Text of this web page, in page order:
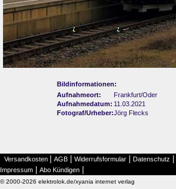
Bildinformationen:
Aufnahmeort:
Frankfurt/Oder
Aufnahmedatum: 11.03.2021
Fotograf/Urheber:Jörg Flecks
Versandkosten AGB Widerrufsformular Datenschutz
Impressum Abo Kündigen
© 2000-2026 elektrolok.de/xyania internet verlag